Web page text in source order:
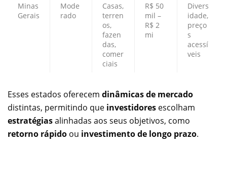
Minas
Gerais
Mode
rado
Casas,
terren
os,
fazen
das,
comer
ciais
R$ 50
mil –
R$ 2
mi
Divers
idade,
preço
s
acessí
veis
Esses estados oferecem dinâmicas de mercado
distintas, permitindo que investidores escolham
estratégiasalinhadas aos seus objetivos, como
retorno rápido ou investimento de longo prazo.